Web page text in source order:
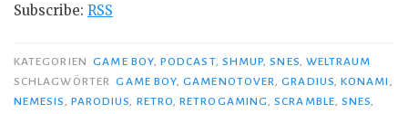
Subscribe: RSS
KATEGORIEN GAME BOY,PODCAST, SHMUP,SNES, WELTRAUM
SCHLAGWÖRTER GAME BOY,GAMENOTOVER,GRADIUS,KONAMI ,
NEMESIS, PARODIUS, RETRO,RETROGAMING,SCRAMBLE, SNES,